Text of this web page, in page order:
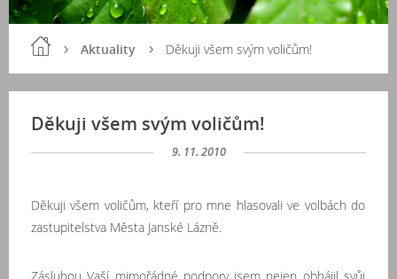
Aktuality Děkuji všem svým voličům!
Děkuji všem svým voličům!
9. 11. 2010
Děkuji všem voličům, kteří pro mne hlasovali ve volbách do
zastupitelstva Města Janské Lázně.